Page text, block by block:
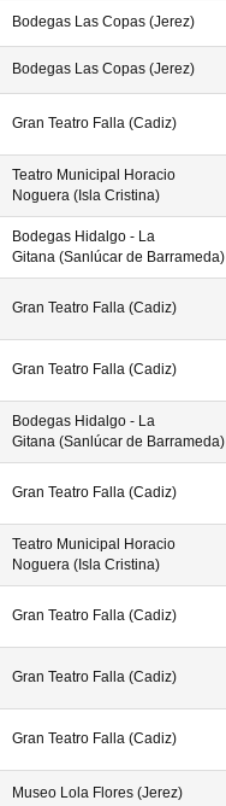
Bodegas Las Copas (Jerez)
Bodegas Las Copas (Jerez)
Gran Teatro Falla (Cadiz)
Teatro Municipal Horacio
Noguera (Isla Cristina)
Bodegas Hidalgo - La
Gitana (Sanlúcar de Barrameda)
Gran Teatro Falla (Cadiz)
Gran Teatro Falla (Cadiz)
Bodegas Hidalgo - La
Gitana (Sanlúcar de Barrameda)
Gran Teatro Falla (Cadiz)
Teatro Municipal Horacio
Noguera (Isla Cristina)
Gran Teatro Falla (Cadiz)
Gran Teatro Falla (Cadiz)
Gran Teatro Falla (Cadiz)
Museo Lola Flores (Jerez)